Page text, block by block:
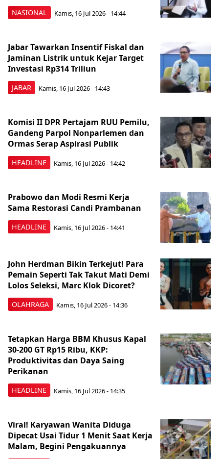
NASIONAL Kamis, 16 Jul 2026 - 14:44
JABAR
Jabar Tawarkan Insentif Fiskal dan
Jaminan Listrik untuk Kejar Target
Investasi Rp314 Triliun
Kamis, 16 Jul 2026 - 14:43
HEADLINE
Komisi II DPR Pertajam RUU Pemilu,
Gandeng Parpol Nonparlemen dan
Ormas Serap Aspirasi Publik
Kamis, 16 Jul 2026 - 14:42
HEADLINE
Prabowo dan Modi Resmi Kerja
Sama Restorasi Candi Prambanan
Kamis, 16 Jul 2026 - 14:41
OLAHRAGA
John Herdman Bikin Terkejut! Para
Pemain Seperti Tak Takut Mati Demi
Lolos Seleksi, Marc Klok Dicoret?
Kamis, 16 Jul 2026 - 14:36
HEADLINE
Tetapkan Harga BBM Khusus Kapal
30-200 GT Rp15 Ribu, KKP:
Produktivitas dan Daya Saing
Perikanan
Kamis, 16 Jul 2026 - 14:35
Viral! Karyawan Wanita Diduga
Dipecat Usai Tidur 1 Menit Saat Kerja
Malam, Begini Pengakuannya